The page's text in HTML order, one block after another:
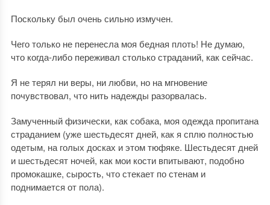
Поскольку был очень сильно измучен.
Чего только не перенесла моя бедная плоть! Не думаю,
что когда-либо переживал столько страданий, как сейчас.
Я не терял ни веры, ни любви, но на мгновение
почувствовал, что нить надежды разорвалась.
Замученный физически, как собака, моя одежда пропитана
страданием (уже шестьдесят дней, как я сплю полностью
одетым, на голых досках и этом тюфяке. Шестьдесят дней
и шестьдесят ночей, как мои кости впитывают, подобно
промокашке, сырость, что стекает по стенам и
поднимается от пола).